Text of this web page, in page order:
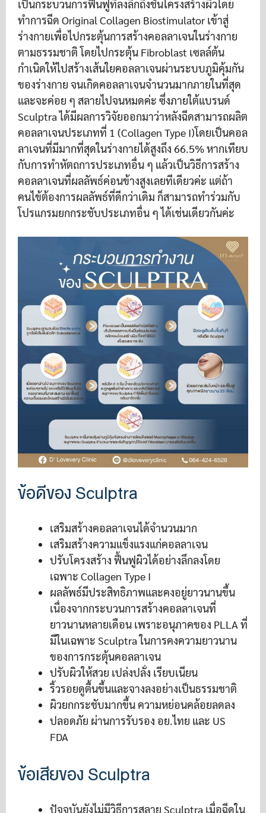
เป็นกระบวนการฟื้นฟูที่ลงลึกถึงชั้นโครงสร้างผิวโดย
ทำการฉีด Original Collagen Biostimulator เข้าสู่
ร่างกายเพื่อไปกระตุ้นการสร้างคอลลาเจนในร่างกาย
ตามธรรมชาติ โดยไปกระตุ้น Fibroblast เซลล์ต้น
กำเนิดให้ไปสร้างเส้นใยคอลลาเจนผ่านระบบภูมิคุ้มกัน
ของร่างกาย จนเกิดคอลลาเจนจำนวนมากภายในที่สุด
และจะค่อย ๆ สลายไปจนหมดค่ะ ซึ่งภายใต้แบรนด์
Sculptra ได้มีผลการวิจัยออกมาว่าหลังฉีดสามารถผลิต
คอลลาเจนประเภทที่ 1 (Collagen Type I)โดยเป็นคอล
ลาเจนที่มีมากที่สุดในร่างกายได้สูงถึง 66.5% หากเทียบ
กับการทำหัตถการประเภทอื่น ๆ แล้วเป็นวิธีการสร้าง
คอลลาเจนที่ผลลัพธ์ค่อนข้างสูงเลยทีเดียวค่ะ แต่ถ้า
คนไข้ต้องการผลลัพธ์ที่ดีกว่าเดิม ก็สามารถทำร่วมกับ
โปรแกรมยกกระชับประเภทอื่น ๆ ได้เช่นเดียวกันค่ะ
ข้อดีของ Sculptra
เสริมสร้างคอลลาเจนได้จำนวนมาก
เสริมสร้างความแข็งแรงแก่คอลลาเจน
ปรับโครงสร้าง ฟื้นฟูผิวได้อย่างลึกลงโดย
เฉพาะ Collagen Type I
ผลลัพธ์มีประสิทธิภาพและคงอยู่ยาวนานขึ้น
เนื่องจากกระบวนการสร้างคอลลาเจนที่
ยาวนานหลายเดือน เพราะอนุภาคของ PLLA ที่
มีในเฉพาะ Sculptra ในการคงความยาวนาน
ของการกระตุ้นคอลลาเจน
ปรับผิวให้สวย เปล่งปลั่ง เรียบเนียน
ริ้วรอยดูตื้นขึ้นและจางลงอย่างเป็นธรรมชาติ
ผิวยกกระชับมากขึ้น ความหย่อนคล้อยลดลง
ปลอดภัย ผ่านการรับรอง อย.ไทย และ US
FDA
ข้อเสียของ Sculptra
ปัจจุบันยังไม่มีวิธีการสลาย Sculptra เมื่อฉีดใน